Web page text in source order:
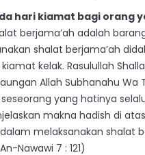
hari kiamat bagi
berjama’ah adalah
shalat berjama’ah
kelak. Rasulullah
Allah Subhanahu Wa
yang hatinya
makna hadish di
melaksanakan shalat
Nawawi 7 : 121)